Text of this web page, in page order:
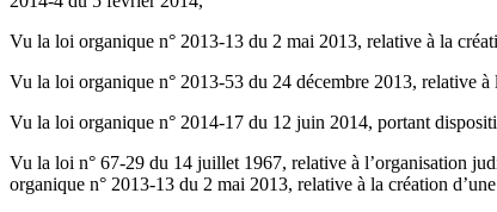
Vu la loi organique n° 2013-13 du 2 mai 2013, relative à la
Vu la loi organique n° 2013-53 du 24 décembre 2013, relative
Vu la loi organique n° 2014-17 du 12 juin 2014, portant
Vu la loi n° 67-29 du 14 juillet 1967, relative à l’organisation
organique n° 2013-13 du 2 mai 2013, relative à la création